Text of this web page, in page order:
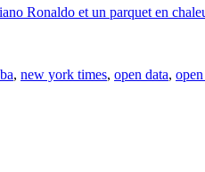
Ronaldo et un parquet en
, new york times, open data,